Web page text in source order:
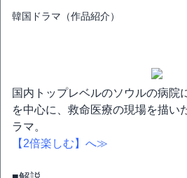
韓国ドラマ（作品紹介）
国内トップレベルのソウルの病院
を中心に、救命医療の現場を描い
ラマ。
【2倍楽しむ】へ≫